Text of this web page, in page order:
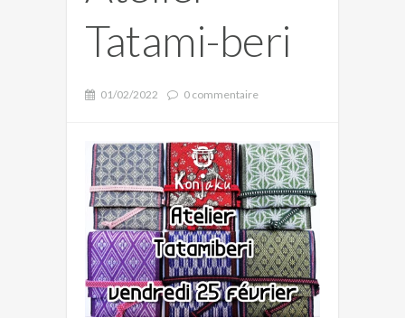
Tatami-beri
01/02/2022 0 commentaire